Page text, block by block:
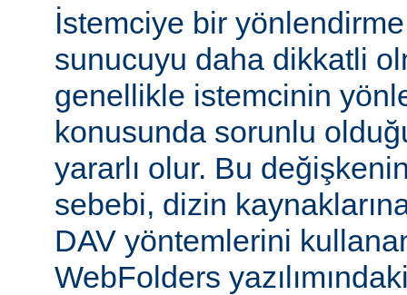
İstemciye bir
sunucuyu daha dikkatli
genellikle istemcinin
konusunda sorunlu
yararlı olur. Bu
sebebi, dizin
DAV yöntemlerini
WebFolders